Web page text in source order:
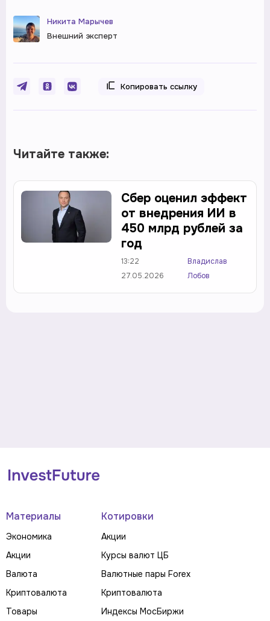
Никита Марычев
Внешний эксперт
Копировать ссылку
Читайте также:
Сбер оценил эффект
от внедрения ИИ в
450 млрд рублей за
год
13:22
27.05.2026
Владислав
Лобов
Материалы
Экономика
Акции
Валюта
Криптовалюта
Товары
Котировки
Акции
Курсы валют ЦБ
Валютные пары Forex
Криптовалюта
Индексы МосБиржи